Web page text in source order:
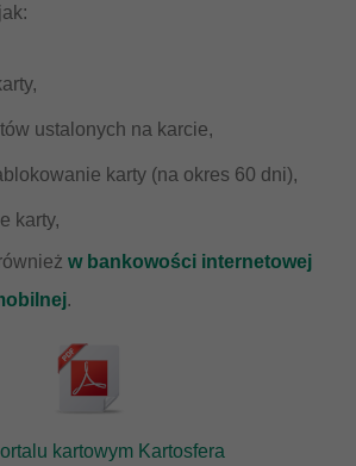
ustalonych na karcie,
karty (na okres 60 dni),
karty,
w bankowości internetowej
.
kartowym Kartosfera